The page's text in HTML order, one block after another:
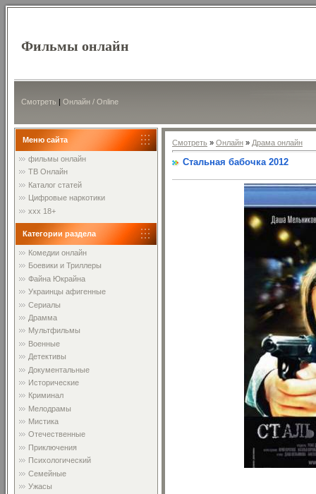
Фильмы онлайн
Смотреть | Онлайн / Online
Меню сайта
фильмы онлайн
ТВ Онлайн
Каталог статей
Цифровые наркотики
xxx 18+
Категории раздела
Комедии онлайн
Боевики и Триллеры
Файна Юкрайна
Украинцы афигенные
Сериалы
Драмма
Мультфильмы
Военные
Детективы
Документальные
Исторические
Криминал
Мелодрамы
Мистика
Отечественные
Приключения
Психологический
Семейные
Ужасы
Смотреть » Онлайн » Драма онлайн
Стальная бабочка 2012